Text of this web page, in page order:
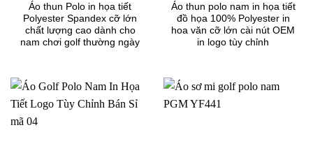
Áo thun Polo in họa tiết
Polyester Spandex cỡ lớn
chất lượng cao dành cho
nam chơi golf thường ngày
Áo thun polo nam in họa tiết
đồ họa 100% Polyester in
hoa văn cỡ lớn cài nút OEM
in logo tùy chỉnh